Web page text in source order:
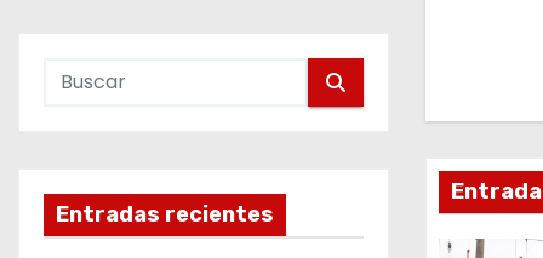
Entradas recientes
c
i
ó